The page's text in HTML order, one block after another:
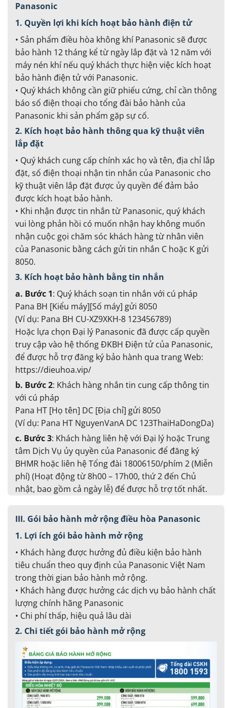
Panasonic
1. Quyền lợi khi kích hoạt bảo hành điện tử
• Sản phẩm điều hòa không khí Panasonic sẽ được
bảo hành 12 tháng kể từ ngày lắp đặt và 12 năm với
máy nén khí nếu quý khách thực hiện việc kích hoạt
bảo hành điện tử với Panasonic.
• Quý khách không cần giữ phiếu cứng, chỉ cần thông
báo số điện thoại cho tổng đài bảo hành của
Panasonic khi sản phẩm gặp sự cố.
2. Kích hoạt bảo hành thông qua kỹ thuật viên
lắp đặt
• Quý khách cung cấp chính xác họ và tên, địa chỉ lắp
đặt, số điện thoại nhận tin nhắn của Panasonic cho
kỹ thuật viên lắp đặt được ủy quyền để đảm bảo
được kích hoạt bảo hành.
• Khi nhận được tin nhắn từ Panasonic, quý khách
vui lòng phản hồi có muốn nhận hay không muốn
nhận cuộc gọi chăm sóc khách hàng từ nhân viên
của Panasonic bằng cách gửi tin nhắn C hoặc K gửi
8050.
3. Kích hoạt bảo hành bằng tin nhắn
a. Bước 1: Quý khách soạn tin nhắn với cú pháp
Pana BH [Kiểu máy][Số máy] gửi 8050
(Ví dụ: Pana BH CU-XZ9XKH-8 123456789)
Hoặc lựa chọn Đại lý Panasonic đã được cấp quyền
truy cập vào hệ thống ĐKBH Điện tử của Panasonic,
để được hỗ trợ đăng ký bảo hành qua trang Web:
https://dieuhoa.vip/
b. Bước 2: Khách hàng nhắn tin cung cấp thông tin
với cú pháp
Pana HT [Họ tên] DC [Địa chỉ] gửi 8050
(Ví dụ: Pana HT NguyenVanA DC 123ThaiHaDongDa)
c. Bước 3: Khách hàng liên hệ với Đại lý hoặc Trung
tâm Dịch Vụ ủy quyền của Panasonic để đăng ký
BHMR hoặc liên hệ Tổng đài 18006150/phím 2 (Miễn
phí) (Hoạt động từ 8h00 – 17h00, thứ 2 đến Chủ
nhật, bao gồm cả ngày lễ) để được hỗ trợ tốt nhất.
III. Gói bảo hành mở rộng điều hòa Panasonic
1. Lợi ích gói bảo hành mở rộng
• Khách hàng được hưởng đủ điều kiện bảo hành
tiêu chuẩn theo quy định của Panasonic Việt Nam
trong thời gian bảo hành mở rộng.
• Khách hàng được hưởng các dịch vụ bảo hành chất
lượng chính hãng Panasonic
• Chi phí thấp, hiệu quả lâu dài
2. Chi tiết gói bảo hành mở rộng